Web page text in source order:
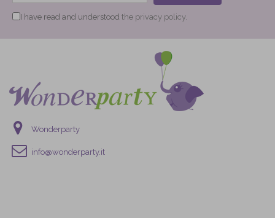
I have read and understood the privacy policy.
Wonderparty
info@wonderparty.it